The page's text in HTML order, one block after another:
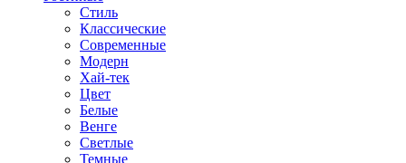
Стиль
Классические
Современные
Модерн
Хай-тек
Цвет
Белые
Венге
Светлые
Темные